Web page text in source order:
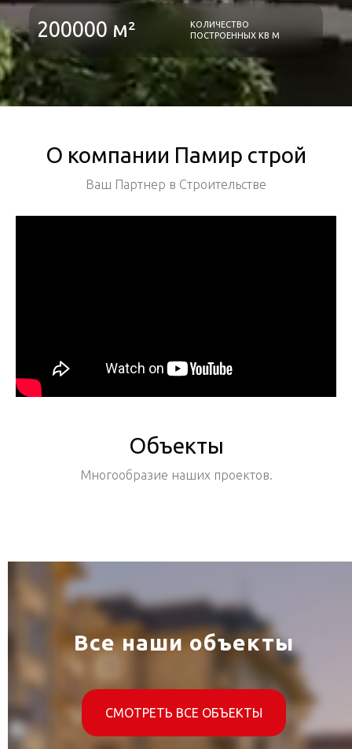
200000 м²
КОЛИЧЕСТВО
ПОСТРОЕННЫХ КВ М
О компании Памир строй
Ваш Партнер в Строительстве
Объекты
Многообразие наших проектов.
Все наши объекты
СМОТРЕТЬ ВСЕ ОБЪЕКТЫ